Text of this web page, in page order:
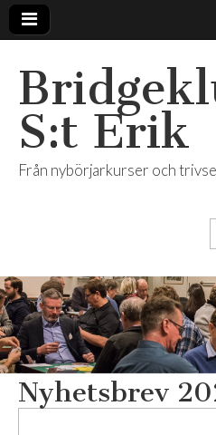
S:t Erik
Från nybörjarkurser och
Nyhetsbrev